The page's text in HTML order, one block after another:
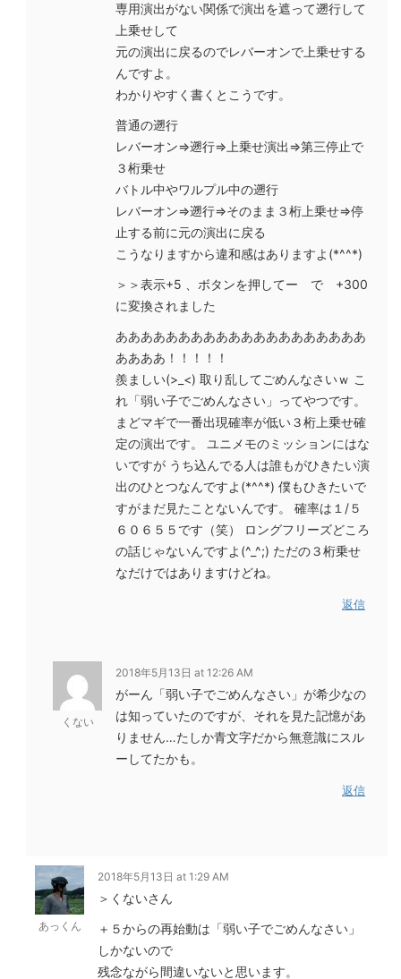
専用演出がない関係で演出を遮って遡行して
上乗せして
元の演出に戻るのでレバーオンで上乗せする
んですよ。
わかりやすく書くとこうです。
普通の遡行
レバーオン⇒遡行⇒上乗せ演出⇒第三停止で
３桁乗せ
バトル中やワルプル中の遡行
レバーオン⇒遡行⇒そのまま３桁上乗せ⇒停
止する前に元の演出に戻る
こうなりますから違和感はありますよ(*^^*)
＞＞表示+5 、ボタンを押してー で +300
に変換されました
ああああああああああああああああああああ
ああああ！！！！！
羨ましい(>_<) 取り乱してごめんなさいｗ こ
れ「弱い子でごめんなさい」ってやつです。
まどマギで一番出現確率が低い３桁上乗せ確
定の演出です。 ユニメモのミッションにはな
いですが うち込んでる人は誰もがひきたい演
出のひとつなんですよ(*^^*) 僕もひきたいで
すがまだ見たことないんです。 確率は１/５
６０６５５です（笑） ロングフリーズどころ
の話じゃないんですよ(^_^;) ただの３桁乗せ
なだけではありますけどね。
返信
くない
2018年5月13日 at 12:26 AM
がーん「弱い子でごめんなさい」が希少なの
は知っていたのですが、それを見た記憶があ
りません…たしか青文字だから無意識にスル
ーしてたかも。
返信
あっくん
2018年5月13日 at 1:29 AM
＞くないさん
＋５からの再始動は「弱い子でごめんなさい」
しかないので
残念ながら間違いないと思います。